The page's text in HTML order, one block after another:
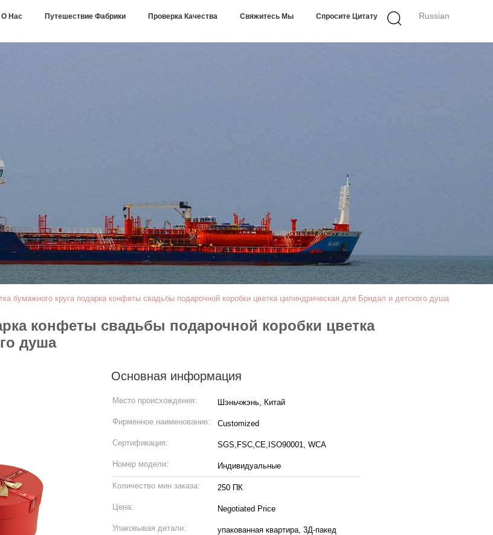
Russian
О Нас Путешествие Фабрики Проверка Качества Свяжитесь Мы Спросите Цитату
бумажного круга подарка конфеты свадьбы подарочной коробки цветка цилиндрическая для Бридал и детского душа
конфеты свадьбы подарочной коробки цветка
душа
Основная информация
Место происхождения: Шэньчжэнь, Китай
Фирменное наименование: Customized
Сертификация: SGS,FSC,CE,ISO90001, WCA
Номер модели: Индивидуальные
Количество мин заказа: 250 ПК
Цена: Negotiated Price
Упаковывая детали: упакованная квартира, 3Д-пакед